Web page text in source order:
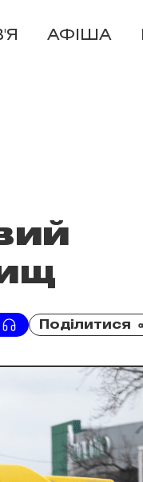
АФІША
Поділитися